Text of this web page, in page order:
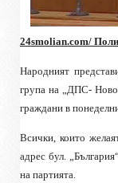
24smolian.com/
Народният
група на „ДПС-
граждани в
Всички, които
адрес бул.
на партията.